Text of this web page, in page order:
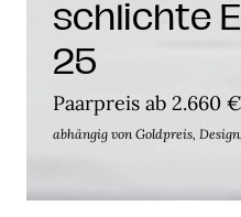
schlichte
25
Paarpreis ab 2.660
abhängig von Goldpreis,